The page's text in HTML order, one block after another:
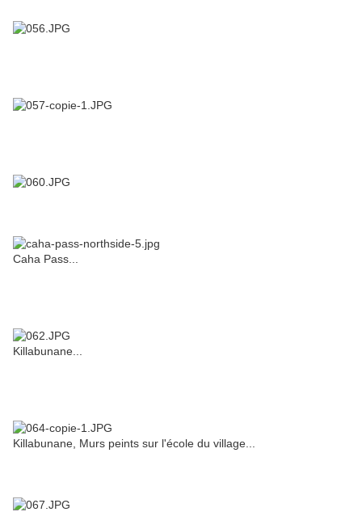
Caha Pass...
Killabunane...
Killabunane, Murs peints sur l'école du village...